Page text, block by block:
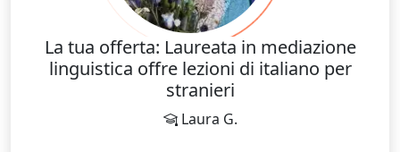
La tua offerta: Laureata in mediazione
linguistica offre lezioni di italiano per
stranieri
Laura G.